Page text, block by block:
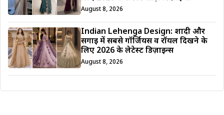
August 8, 2026
Indian Lehenga Design: शादी और
सगाई में सबसे गॉर्जियस व रॉयल दिखने के
लिए 2026 के लेटेस्ट डिज़ाइन्स
August 8, 2026